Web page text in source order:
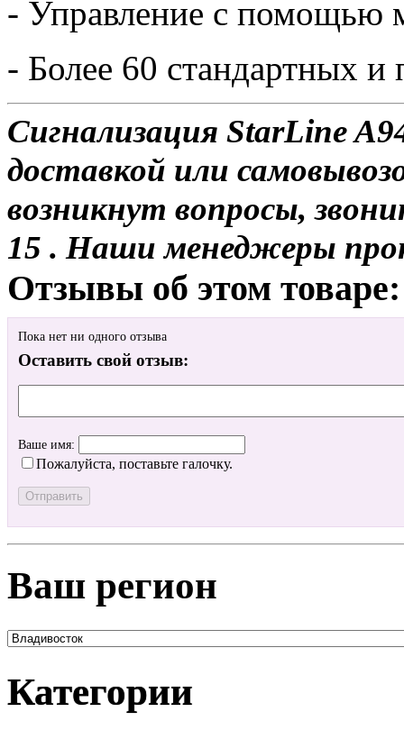
- Управление с помощью
- Более 60 стандартных
Сигнализация StarLine
доставкой или
возникнут вопросы,
15 . Наши менеджеры
Отзывы об этом товаре:
Пока нет ни одного отзыва
Оставить свой отзыв:
Ваше имя:
Пожалуйста, поставьте галочку.
Ваш регион
Категории